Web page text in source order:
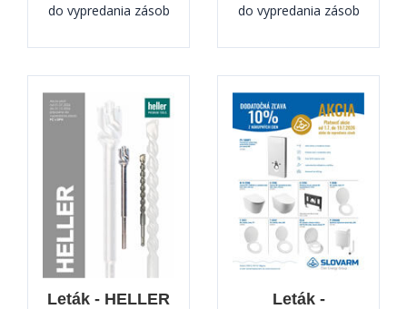
do vypredania zásob
do vypredania zásob
Leták - HELLER
Leták -